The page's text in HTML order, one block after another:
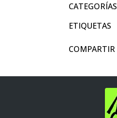
CATEGORÍAS
ETIQUETAS
COMPARTIR